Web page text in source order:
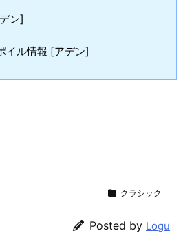
ン]
イル情報 [アデン]
クラシック
Posted by Logu